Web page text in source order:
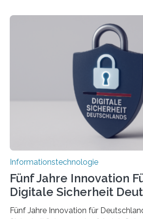
koordiniert wird. Ab dem 1.
über einen Zeitraum von vier Jahren
Promovierende im Rahmen von
kognitiven Robotern beschäftigen –
die mittels Sensoren ihre Umgebung
Informationen verarbeiten und häufig
Informationstechnologie
Fünf Jahre Innovation
Digitale Sicherheit
Fünf Jahre Innovation für